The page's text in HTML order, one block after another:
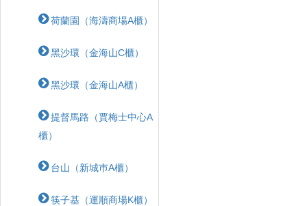
荷蘭園（海濤商場A櫃）
黑沙環（金海山C櫃）
黑沙環（金海山A櫃）
提督馬路（賈梅士中心A
櫃）
台山（新城巿A櫃）
筷子基（運順商場K櫃）